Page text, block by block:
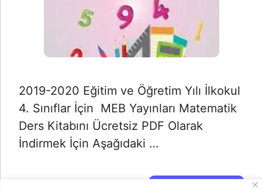
2019-2020 Eğitim ve Öğretim Yılı İlkokul
4. Sınıflar İçin MEB Yayınları Matematik
Ders Kitabını Ücretsiz PDF Olarak
İndirmek İçin Aşağıdaki …